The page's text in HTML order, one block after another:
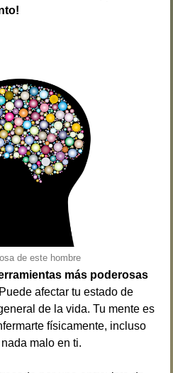
de este hombre
más poderosas
Puede afectar tu estado de
de la vida. Tu mente es
físicamente, incluso
malo en ti.